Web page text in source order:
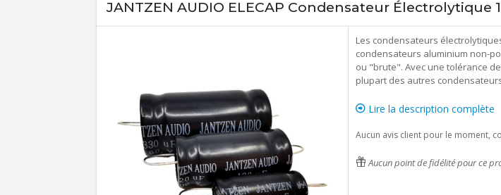
JANTZEN AUDIO ELECAP Condensateur Électrolytique
Les condensateurs
condensateurs aluminium non-
ou "brute". Avec une tolérance
plupart des autres
Lire la description complète
Aucun avis client pour le moment,
Aucun point de fidélité pour ce